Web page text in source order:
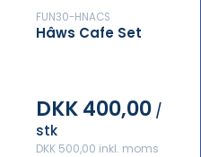
FUN30-HNACS
Hâws Cafe Set
DKK 400,00 /
stk
DKK 500,00 inkl. moms